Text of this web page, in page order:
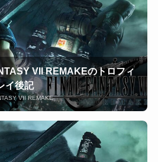
VII REMAKEのトロフィ
イ後記
VII REMAKE